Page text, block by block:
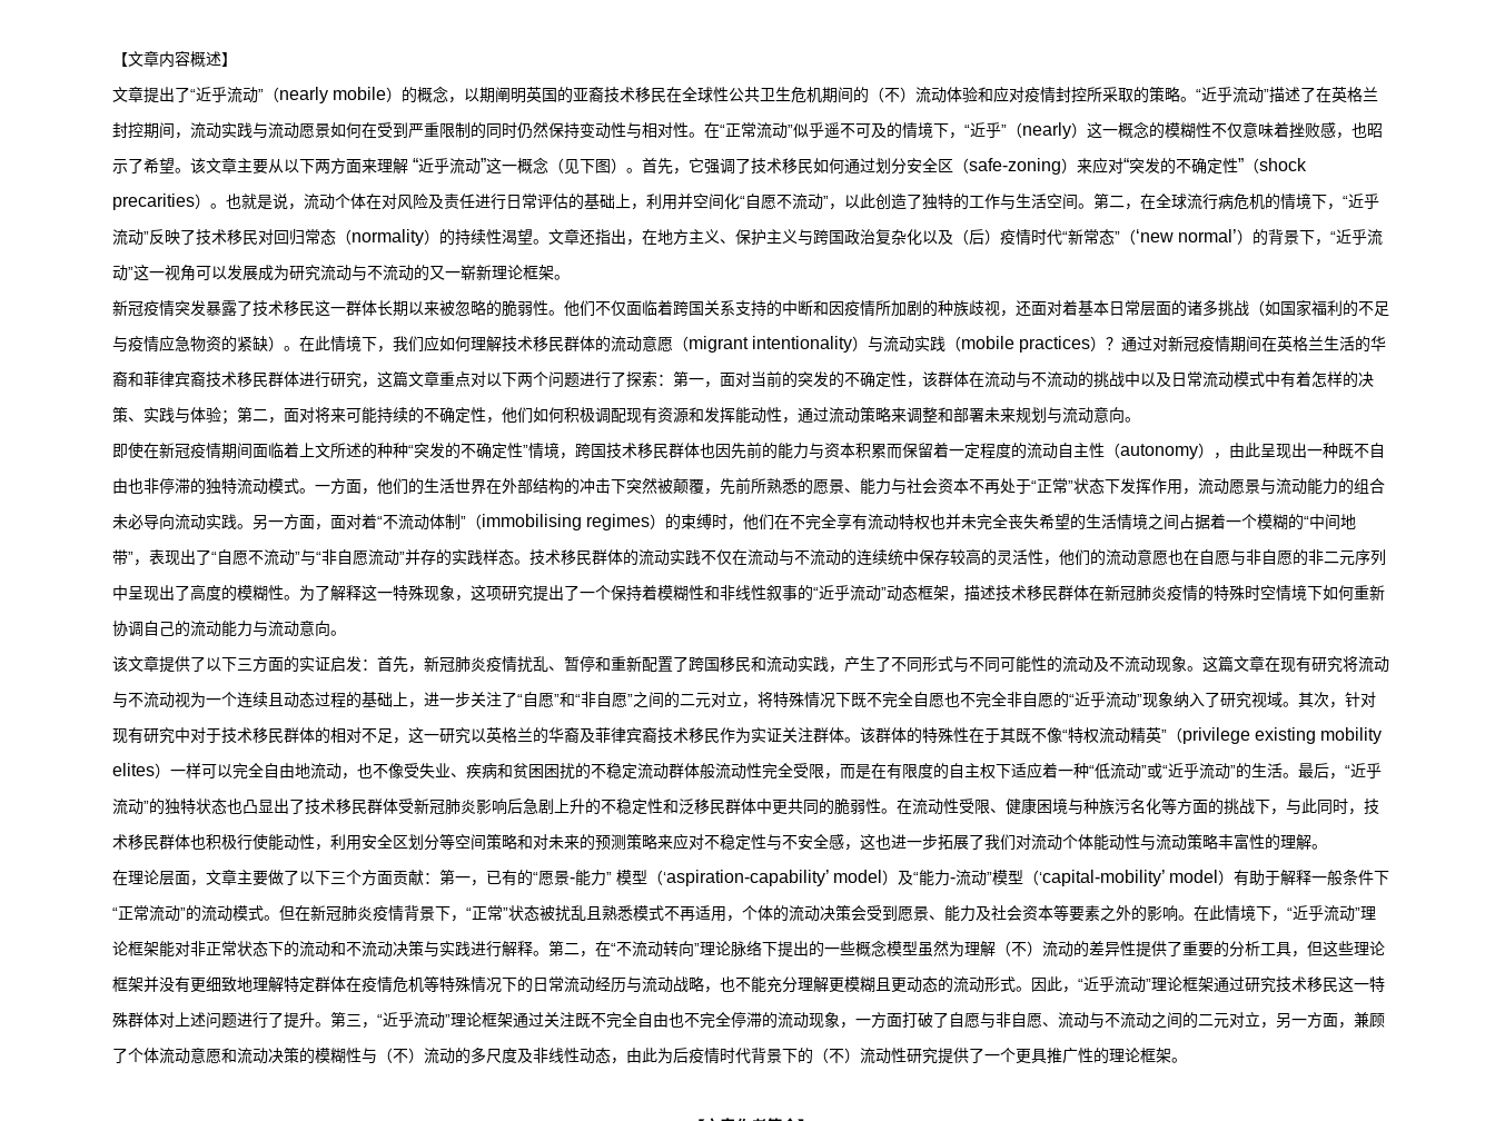
【文章内容概述】
文章提出了“近乎流动”（nearly mobile）的概念，以期阐明英国的亚裔技术移民在全球性公共卫生危机期间的（不）流动体验和应对疫情封控所采取的策略。“近乎流动”描述了在英格兰
封控期间，流动实践与流动愿景如何在受到严重限制的同时仍然保持变动性与相对性。在“正常流动”似乎遥不可及的情境下，“近乎”（nearly）这一概念的模糊性不仅意味着挫败感，也昭
示了希望。该文章主要从以下两方面来理解 “近乎流动”这一概念（见下图）。首先，它强调了技术移民如何通过划分安全区（safe-zoning）来应对“突发的不确定性” （shock
precarities）。也就是说，流动个体在对风险及责任进行日常评估的基础上，利用并空间化“自愿不流动”，以此创造了独特的工作与生活空间。第二，在全球流行病危机的情境下，“近乎
流动”反映了技术移民对回归常态（normality）的持续性渴望。文章还指出，在地方主义、保护主义与跨国政治复杂化以及（后）疫情时代“新常态”（‘new normal’）的背景下，“近乎流
动”这一视角可以发展成为研究流动与不流动的又一崭新理论框架。
新冠疫情突发暴露了技术移民这一群体长期以来被忽略的脆弱性。他们不仅面临着跨国关系支持的中断和因疫情所加剧的种族歧视，还面对着基本日常层面的诸多挑战（如国家福利的不足
与疫情应急物资的紧缺）。在此情境下，我们应如何理解技术移民群体的流动意愿（migrant intentionality）与流动实践（mobile practices）？通过对新冠疫情期间在英格兰生活的华
裔和菲律宾裔技术移民群体进行研究，这篇文章重点对以下两个问题进行了探索：第一，面对当前的突发的不确定性，该群体在流动与不流动的挑战中以及日常流动模式中有着怎样的决
策、实践与体验；第二，面对将来可能持续的不确定性，他们如何积极调配现有资源和发挥能动性，通过流动策略来调整和部署未来规划与流动意向。
即使在新冠疫情期间面临着上文所述的种种“突发的不确定性”情境，跨国技术移民群体也因先前的能力与资本积累而保留着一定程度的流动自主性（autonomy），由此呈现出一种既不自
由也非停滞的独特流动模式。一方面，他们的生活世界在外部结构的冲击下突然被颠覆，先前所熟悉的愿景、能力与社会资本不再处于“正常”状态下发挥作用，流动愿景与流动能力的组合
未必导向流动实践。另一方面，面对着“不流动体制”（immobilising regimes）的束缚时，他们在不完全享有流动特权也并未完全丧失希望的生活情境之间占据着一个模糊的“中间地
带”，表现出了“自愿不流动”与“非自愿流动”并存的实践样态。技术移民群体的流动实践不仅在流动与不流动的连续统中保存较高的灵活性，他们的流动意愿也在自愿与非自愿的非二元序列
中呈现出了高度的模糊性。为了解释这一特殊现象，这项研究提出了一个保持着模糊性和非线性叙事的“近乎流动”动态框架，描述技术移民群体在新冠肺炎疫情的特殊时空情境下如何重新
协调自己的流动能力与流动意向。
该文章提供了以下三方面的实证启发：首先，新冠肺炎疫情扰乱、暂停和重新配置了跨国移民和流动实践，产生了不同形式与不同可能性的流动及不流动现象。这篇文章在现有研究将流动
与不流动视为一个连续且动态过程的基础上，进一步关注了“自愿”和“非自愿”之间的二元对立，将特殊情况下既不完全自愿也不完全非自愿的“近乎流动”现象纳入了研究视域。其次，针对
现有研究中对于技术移民群体的相对不足，这一研究以英格兰的华裔及菲律宾裔技术移民作为实证关注群体。该群体的特殊性在于其既不像“特权流动精英”（privilege existing mobility
elites）一样可以完全自由地流动，也不像受失业、疾病和贫困困扰的不稳定流动群体般流动性完全受限，而是在有限度的自主权下适应着一种“低流动”或“近乎流动”的生活。最后，“近乎
流动”的独特状态也凸显出了技术移民群体受新冠肺炎影响后急剧上升的不稳定性和泛移民群体中更共同的脆弱性。在流动性受限、健康困境与种族污名化等方面的挑战下，与此同时，技
术移民群体也积极行使能动性，利用安全区划分等空间策略和对未来的预测策略来应对不稳定性与不安全感，这也进一步拓展了我们对流动个体能动性与流动策略丰富性的理解。
在理论层面，文章主要做了以下三个方面贡献：第一，已有的“愿景-能力” 模型（‘aspiration-capability’ model ）及“能力-流动”模型（‘capital-mobility’ model ）有助于解释一般条件下
“正常流动”的流动模式。但在新冠肺炎疫情背景下，“正常”状态被扰乱且熟悉模式不再适用，个体的流动决策会受到愿景、能力及社会资本等要素之外的影响。在此情境下，“近乎流动”理
论框架能对非正常状态下的流动和不流动决策与实践进行解释。第二，在“不流动转向”理论脉络下提出的一些概念模型虽然为理解（不）流动的差异性提供了重要的分析工具，但这些理论
框架并没有更细致地理解特定群体在疫情危机等特殊情况下的日常流动经历与流动战略，也不能充分理解更模糊且更动态的流动形式。因此，“近乎流动”理论框架通过研究技术移民这一特
殊群体对上述问题进行了提升。第三，“近乎流动”理论框架通过关注既不完全自由也不完全停滞的流动现象，一方面打破了自愿与非自愿、流动与不流动之间的二元对立，另一方面，兼顾
了个体流动意愿和流动决策的模糊性与（不）流动的多尺度及非线性动态，由此为后疫情时代背景下的（不）流动性研究提供了一个更具推广性的理论框架。